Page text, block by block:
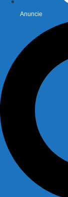
Anuncie